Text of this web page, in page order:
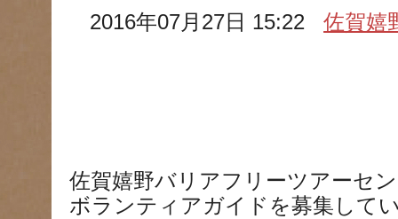
2016年07月27日 15:22佐賀嬉
佐賀嬉野バリアフリーツアーセ
ボランティアガイドを募集して